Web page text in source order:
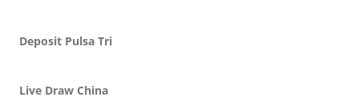
Deposit Pulsa Tri
Live Draw China